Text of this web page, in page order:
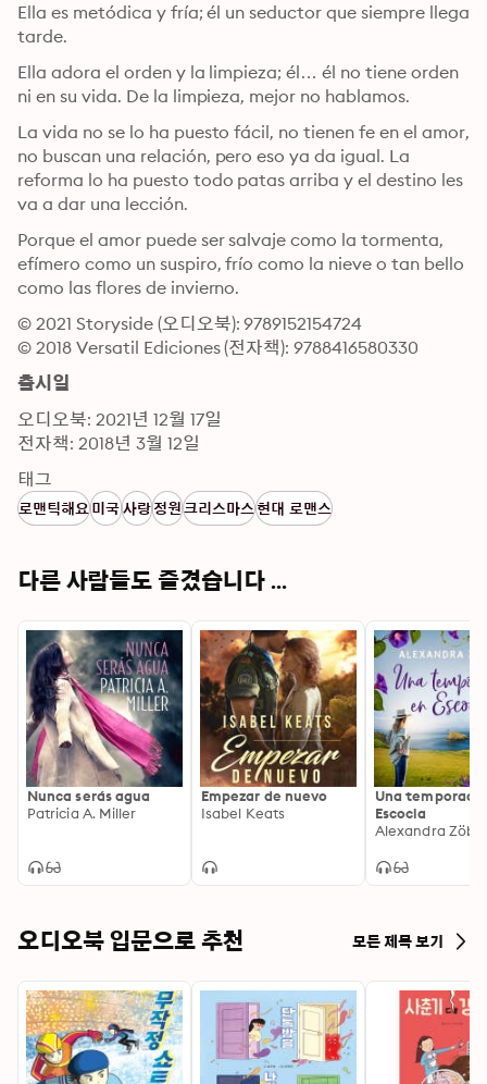
Ella es metódica y fría; él un seductor que siempre llega
tarde.
Ella adora el orden y la limpieza; él… él no tiene orden
ni en su vida. De la limpieza, mejor no hablamos.
La vida no se lo ha puesto fácil, no tienen fe en el amor,
no buscan una relación, pero eso ya da igual. La
reforma lo ha puesto todo patas arriba y el destino les
va a dar una lección.
Porque el amor puede ser salvaje como la tormenta,
efímero como un suspiro, frío como la nieve o tan bello
como las flores de invierno.
© 2021 Storyside (오디오북): 9789152154724
© 2018 Versatil Ediciones (전자책): 9788416580330
출시일
오디오북: 2021년 12월 17일
전자책: 2018년 3월 12일
태그
로맨틱해요미국사랑정원크리스마스현대 로맨스
다른 사람들도 즐겼습니다 ...
Nunca serás agua
Patricia A. Miller
Empezar de nuevo
Isabel Keats
Una temporada
Escocia
Alexandra
오디오북 입문으로 추천 모든 제목 보기